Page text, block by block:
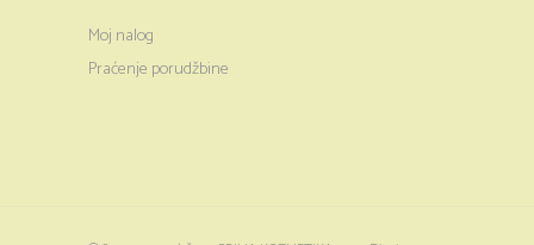
Moj nalog
Praćenje porudžbine